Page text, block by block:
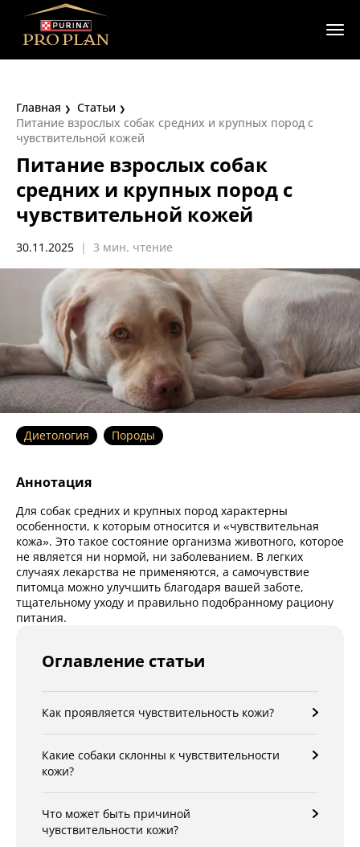
Главная
Статьи
​Питание взрослых собак средних и крупных пород с
чувствительной кожей
​Питание взрослых собак
средних и крупных пород с
чувствительной кожей
30.11.2025 | 3 мин. чтение
Диетология Породы
Аннотация
Для собак средних и крупных пород характерны
особенности, к которым относится и «чувствительная
кожа». Это такое состояние организма животного, которое
не является ни нормой, ни заболеванием. В легких
случаях лекарства не применяются, а самочувствие
питомца можно улучшить благодаря вашей заботе,
тщательному уходу и правильно подобранному рациону
питания.
Оглавление статьи
Как проявляется чувствительность кожи?
Какие собаки склонны к чувствительности
кожи?
Что может быть причиной
чувствительности кожи?